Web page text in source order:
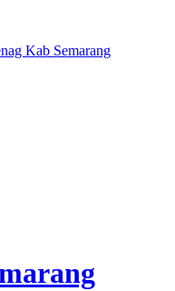
Kab Semarang